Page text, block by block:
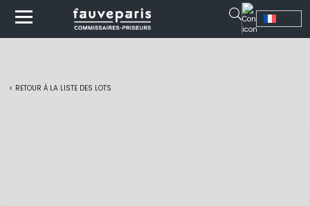
< RETOUR À LA LISTE DES LOTS